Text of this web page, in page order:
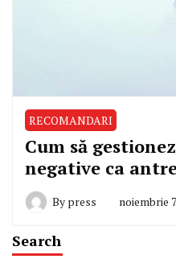
RECOMANDARI
Cum să
negative ca
By press noiembrie
Search